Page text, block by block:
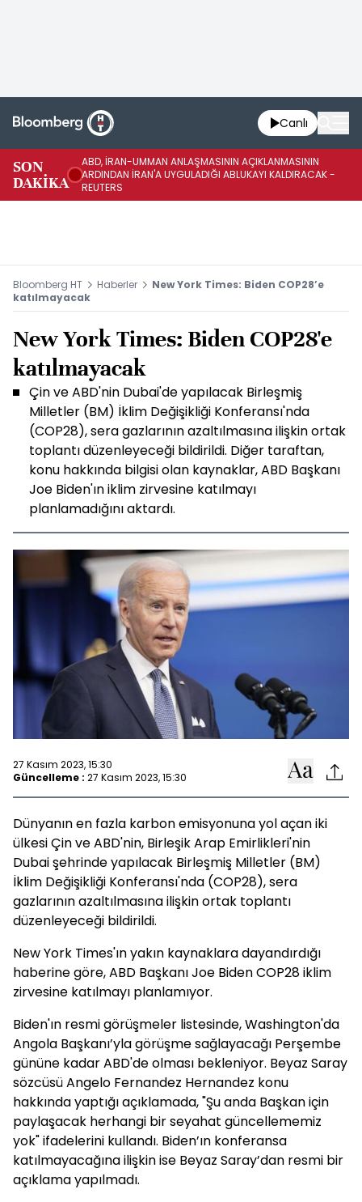
Canlı
SON
DAKİKA
ABD, İRAN-UMMAN ANLAŞMASININ AÇIKLANMASININ
ARDINDAN İRAN'A UYGULADIĞI ABLUKAYI KALDIRACAK -
REUTERS
Bloomberg HT Haberler
New York Times: Biden COP28’e
katılmayacak
New York Times: Biden COP28'e
katılmayacak
Çin ve ABD'nin Dubai'de yapılacak Birleşmiş
Milletler (BM) İklim Değişikliği Konferansı'nda
(COP28), sera gazlarının azaltılmasına ilişkin ortak
toplantı düzenleyeceği bildirildi. Diğer taraftan,
konu hakkında bilgisi olan kaynaklar, ABD Başkanı
Joe Biden'ın iklim zirvesine katılmayı
planlamadığını aktardı.
27 Kasım 2023, 15:30
Güncelleme : 27 Kasım 2023, 15:30
Dünyanın en fazla karbon emisyonuna yol açan iki
ülkesi Çin ve ABD'nin, Birleşik Arap Emirlikleri'nin
Dubai şehrinde yapılacak Birleşmiş Milletler (BM)
İklim Değişikliği Konferansı'nda (COP28), sera
gazlarının azaltılmasına ilişkin ortak toplantı
düzenleyeceği bildirildi.
New York Times'ın yakın kaynaklara dayandırdığı
haberine göre, ABD Başkanı Joe Biden COP28 iklim
zirvesine katılmayı planlamıyor.
Biden'ın resmi görüşmeler listesinde, Washington'da
Angola Başkanı’yla görüşme sağlayacağı Perşembe
gününe kadar ABD'de olması bekleniyor. Beyaz Saray
sözcüsü Angelo Fernandez Hernandez konu
hakkında yaptığı açıklamada, "Şu anda Başkan için
paylaşacak herhangi bir seyahat güncellememiz
yok" ifadelerini kullandı. Biden’ın konferansa
katılmayacağına ilişkin ise Beyaz Saray’dan resmi bir
açıklama yapılmadı.